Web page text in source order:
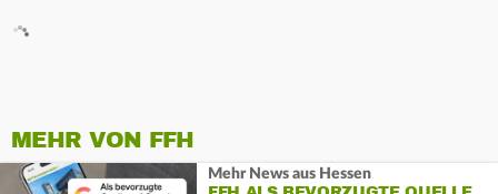
MEHR VON FFH
Mehr News aus Hessen